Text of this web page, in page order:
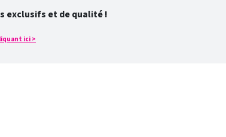
exclusifs et de qualité !
ici >